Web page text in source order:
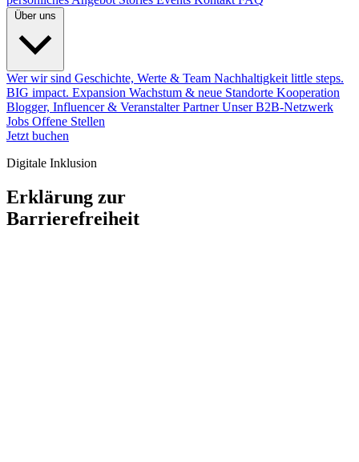
Wer wir sind Geschichte, Werte & Team Nachhaltigkeit little steps.
BIG impact. Expansion Wachstum & neue Standorte Kooperation
Blogger, Influencer & Veranstalter Partner Unser B2B-Netzwerk
Jobs Offene Stellen
Jetzt buchen
Digitale Inklusion
Erklärung zur
Barrierefreiheit